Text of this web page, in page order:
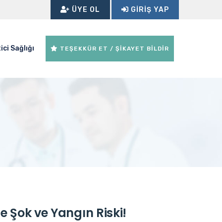
ÜYE OL GIRIŞ YAP
Sağlığı TEŞEKKÜR ET / ŞİKAYET BİLDİR
ve Yangın Riski!